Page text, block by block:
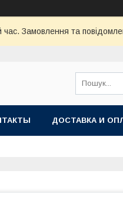
час. Замовлення та
ДОСТАВКА И